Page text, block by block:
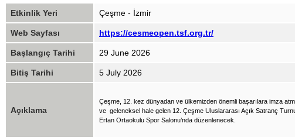
Etkinlik Yeri Çeşme - İzmir
Web Sayfası https://cesmeopen.tsf.org.tr/
Başlangıç Tarihi 29 June 2026
Bitiş Tarihi 5 July 2026
Açıklama
Çeşme, 12. kez dünyadan ve ülkemizden önemli başarılara imza
ve geleneksel hale gelen 12. Çeşme Uluslararası Açık Satranç
Ertan Ortaokulu Spor Salonu’nda düzenlenecek.